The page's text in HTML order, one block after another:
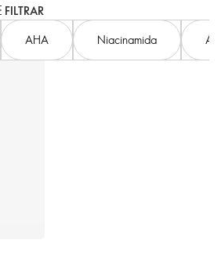
FILTRAR
AHA Niacinamida